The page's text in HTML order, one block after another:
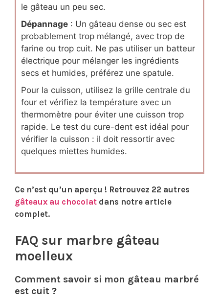
le gâteau un peu sec.
Dépannage : Un gâteau dense ou sec est
probablement trop mélangé, avec trop de
farine ou trop cuit. Ne pas utiliser un batteur
électrique pour mélanger les ingrédients
secs et humides, préférez une spatule.
Pour la cuisson, utilisez la grille centrale du
four et vérifiez la température avec un
thermomètre pour éviter une cuisson trop
rapide. Le test du cure-dent est idéal pour
vérifier la cuisson : il doit ressortir avec
quelques miettes humides.
Ce n’est qu’un aperçu ! Retrouvez 22 autres
gâteaux au chocolat dans notre article
complet.
FAQ sur marbre gâteau
moelleux
Comment savoir si mon gâteau marbré
est cuit ?